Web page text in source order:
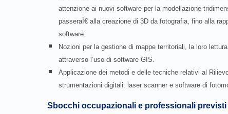
attenzione ai nuovi software per la modellazione
passeraÌ€ alla creazione di 3D da fotografia, fino alla
software.
Nozioni per la gestione di mappe territoriali, la loro
attraverso l’uso di software GIS.
Applicazione dei metodi e delle tecniche relativi al
strumentazioni digitali: laser scanner e software di
Sbocchi occupazionali e professionali previsti